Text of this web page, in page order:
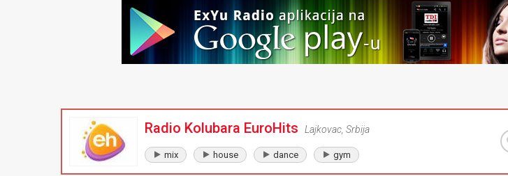
Radio Kolubara EuroHits Lajkovac Srbija
mix house dance gym